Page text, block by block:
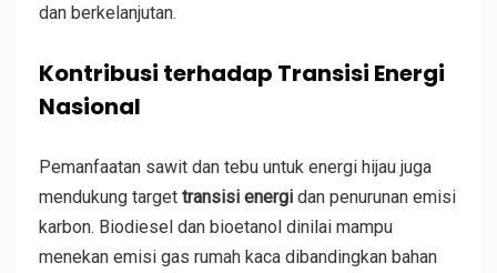
dan berkelanjutan.
Kontribusi terhadap Transisi Energi
Nasional
Pemanfaatan sawit dan tebu untuk energi hijau juga
mendukung target transisi energi dan penurunan emisi
karbon. Biodiesel dan bioetanol dinilai mampu
menekan emisi gas rumah kaca dibandingkan bahan